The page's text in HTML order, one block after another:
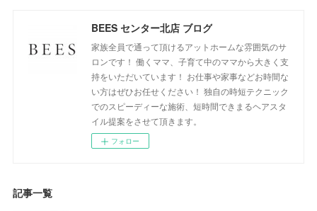
BEES センター北店 ブログ
家族全員で通って頂けるアットホームな雰囲気のサ
ロンです！ 働くママ、子育て中のママから大きく支
持をいただいています！ お仕事や家事などお時間な
い方はぜひお任せください！ 独自の時短テクニック
でのスピーディーな施術、短時間できまるヘアスタ
イル提案をさせて頂きます。
フォロー
記事一覧